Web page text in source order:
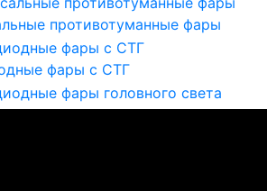
противотуманные фары
фары с СТГ
фары головного света